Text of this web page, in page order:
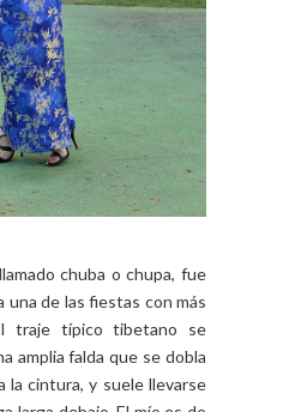
chuba o chupa, fue
una de las fiestas con más
traje típico tibetano se
amplia falda que se dobla
la cintura, y suele llevarse